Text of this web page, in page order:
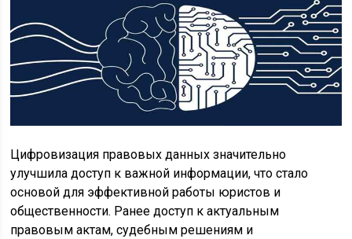
Цифровизация правовых данных значительно
улучшила доступ к важной информации, что стало
основой для эффективной работы юристов и
общественности. Ранее доступ к актуальным
правовым актам, судебным решениям и